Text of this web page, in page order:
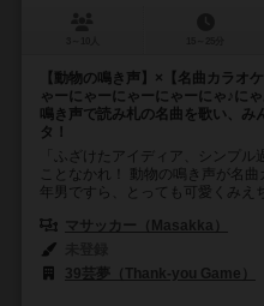
【動物の鳴き声】×【名曲カラオ
ゃーにゃーにゃーにゃーにゃ♪に
鳴き声で読み札の名曲を歌い、み
タ！
「ふざけたアイディア、シンプ
ことなかれ！ 動物の鳴き声が名
年男ですら、とっても可愛くみえ
マサッカー（Masakka）
39芸夢（Thank-you Game）